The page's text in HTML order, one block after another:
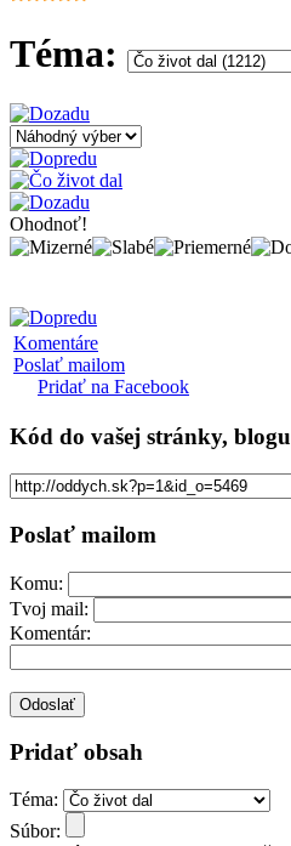
Téma:
Ohodnoť!
Komentáre
Poslať mailom
Pridať na Facebook
Kód do vašej stránky, blogu
Poslať mailom
Komu:
Tvoj mail:
Komentár:
Pridať obsah
Téma:
Súbor: